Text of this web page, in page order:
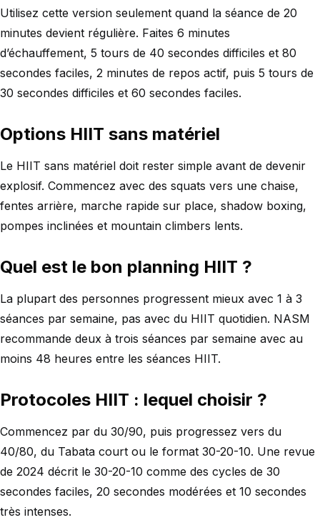
Utilisez cette version seulement quand la séance de 20
minutes devient régulière. Faites 6 minutes
d’échauffement, 5 tours de 40 secondes difficiles et 80
secondes faciles, 2 minutes de repos actif, puis 5 tours de
30 secondes difficiles et 60 secondes faciles.
Options HIIT sans matériel
Le HIIT sans matériel doit rester simple avant de devenir
explosif. Commencez avec des squats vers une chaise,
fentes arrière, marche rapide sur place, shadow boxing,
pompes inclinées et mountain climbers lents.
Quel est le bon planning HIIT ?
La plupart des personnes progressent mieux avec 1 à 3
séances par semaine, pas avec du HIIT quotidien. NASM
recommande deux à trois séances par semaine avec au
moins 48 heures entre les séances HIIT.
Protocoles HIIT : lequel choisir ?
Commencez par du 30/90, puis progressez vers du
40/80, du Tabata court ou le format 30-20-10. Une revue
de 2024 décrit le 30-20-10 comme des cycles de 30
secondes faciles, 20 secondes modérées et 10 secondes
très intenses.